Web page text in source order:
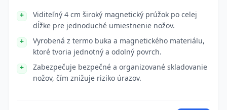
Viditeľný 4 cm široký magnetický prúžok po celej
dĺžke pre jednoduché umiestnenie nožov.
Vyrobená z termo buka a magnetického materiálu,
ktoré tvoria jednotný a odolný povrch.
Zabezpečuje bezpečné a organizované skladovanie
nožov, čím znižuje riziko úrazov.